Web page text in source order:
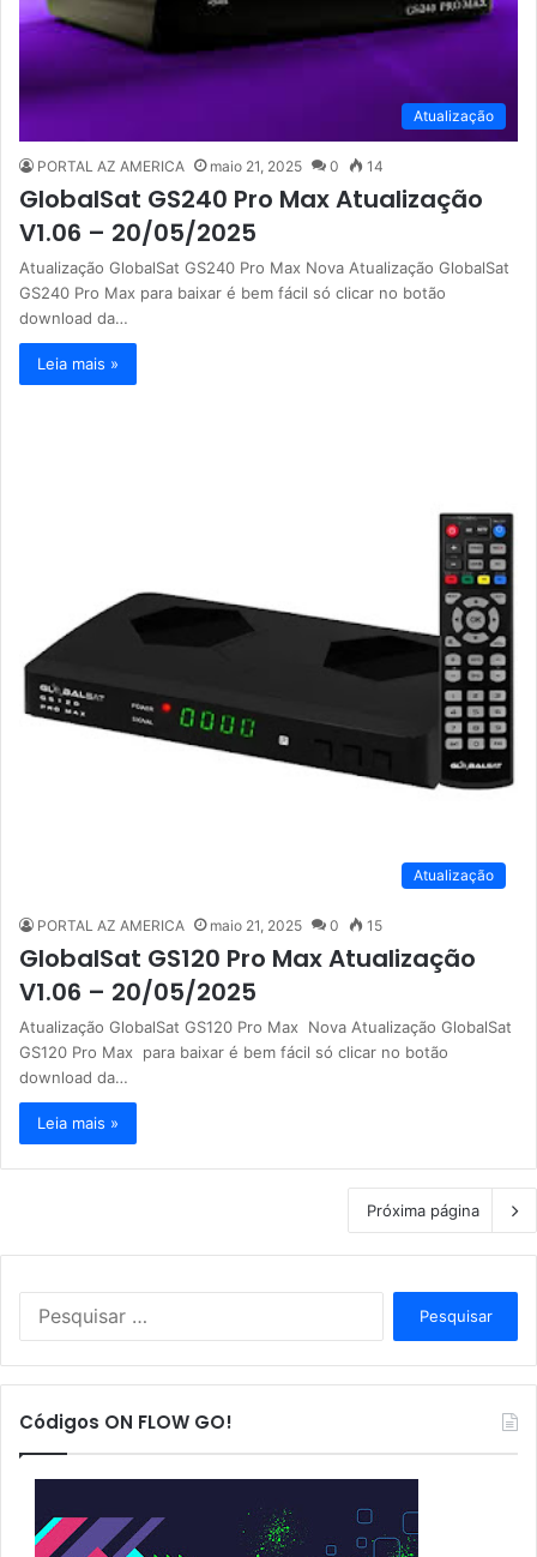
Atualização
PORTAL AZ AMERICA maio 21, 2025 0 14
GlobalSat GS240 Pro Max Atualização
V1.06 – 20/05/2025
Atualização GlobalSat GS240 Pro Max Nova Atualização GlobalSat
GS240 Pro Max para baixar é bem fácil só clicar no botão
download da…
Leia mais »
Atualização
PORTAL AZ AMERICA maio 21, 2025 0 15
GlobalSat GS120 Pro Max Atualização
V1.06 – 20/05/2025
Atualização GlobalSat GS120 Pro Max Nova Atualização GlobalSat
GS120 Pro Max para baixar é bem fácil só clicar no botão
download da…
Leia mais »
Próxima página
s
a
p
Códigos ON FLOW GO!